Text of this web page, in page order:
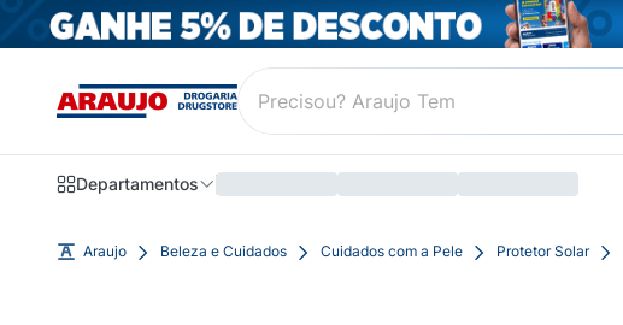
Departamentos
Araujo Beleza e Cuidados Cuidados com a Pele Protetor Solar